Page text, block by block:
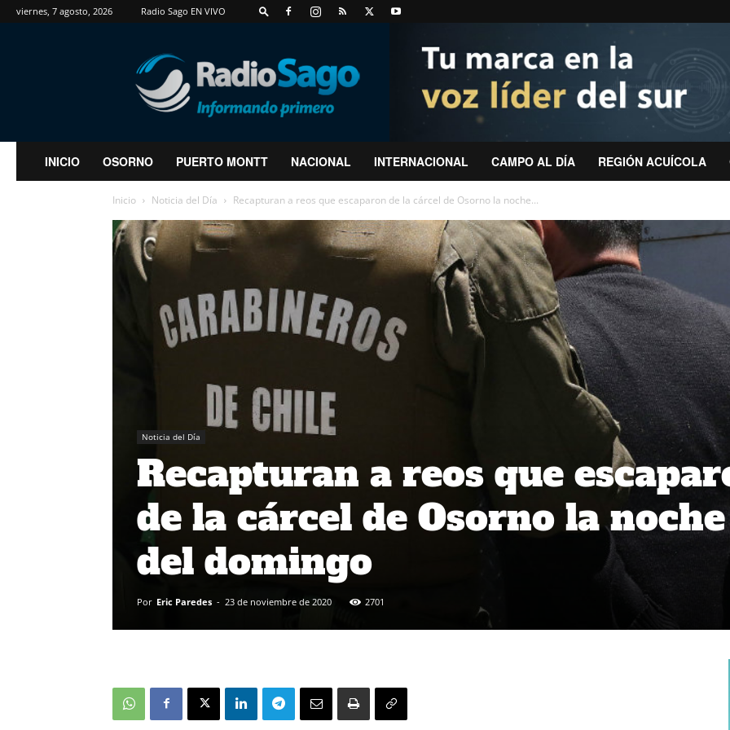
viernes, 7 agosto, 2026 Radio Sago EN VIVO
RadioSago
INICIO OSORNO PUERTO MONTT NACIONAL INTERNACIONAL CAMPO AL DÍA REGIÓN ACUÍCOLA
Inicio Noticia del Día Recapturan a reos que escaparon de la cárcel de Osorno la noche...
Noticia del Día
Recapturan a reos que
de la cárcel de Osorno la noche
del domingo
Por Eric Paredes - 23 de noviembre de 2020 2701